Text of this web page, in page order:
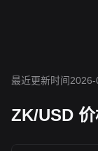
最近更新时间
ZK/USD